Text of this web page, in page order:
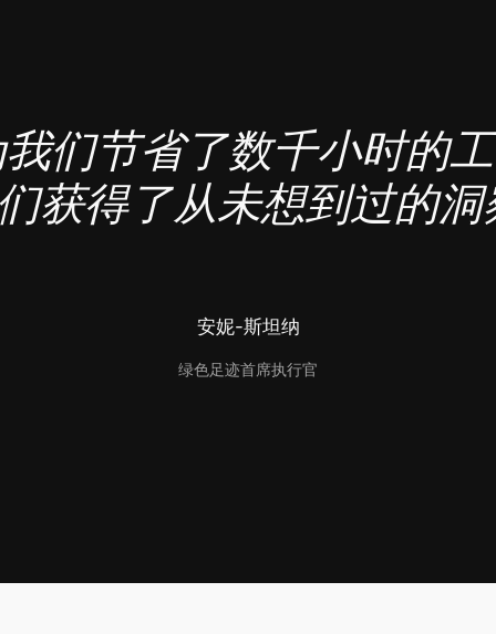
我们节省了数千小时的
获得了从未想到过的
安妮-斯坦纳
绿色足迹首席执行官